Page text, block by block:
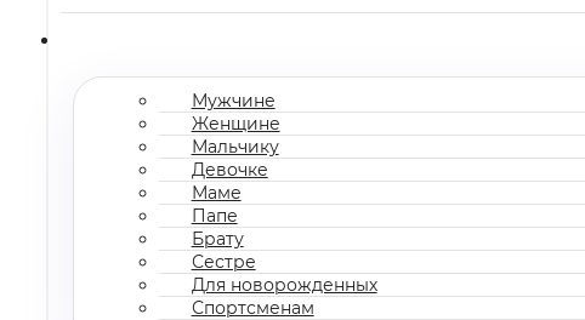
Мужчине
Женщине
Мальчику
Девочке
Маме
Папе
Брату
Сестре
Для новорожденных
Спортсменам